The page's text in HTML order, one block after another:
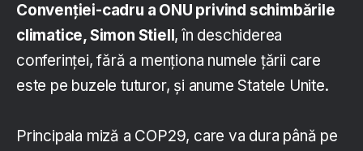
Convenţiei-cadru a ONU privind schimbările
climatice, Simon Stiell, în deschiderea
conferinţei, fără a menţiona numele ţării care
este pe buzele tuturor, şi anume Statele Unite.
Principala miză a COP29, care va dura până pe